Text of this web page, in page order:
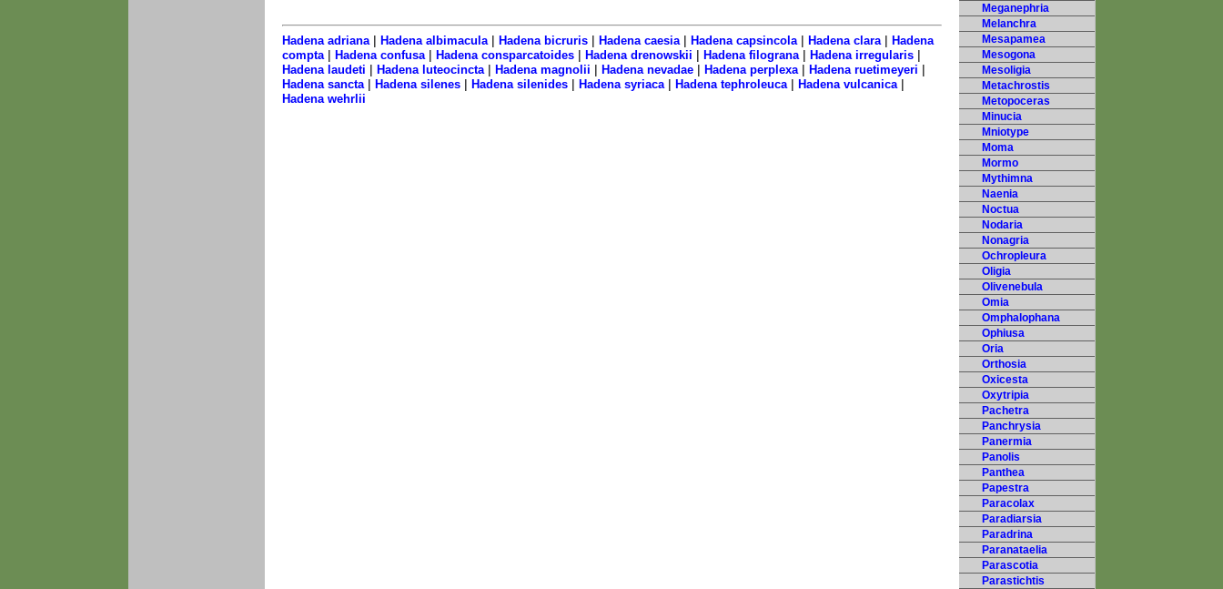
Hadena adriana| Hadena albimacula| Hadena bicruris| Hadena caesia| Hadena capsincola| Hadena clara| Hadena
compta| Hadena confusa| Hadena consparcatoides| Hadena drenowskii | Hadena filograna| Hadena irregularis|
Hadena laudeti | Hadena luteocincta| Hadena magnolii | Hadena nevadae| Hadena perplexa| Hadena ruetimeyeri |
Hadena sancta| Hadena silenes| Hadena silenides| Hadena syriaca| Hadena tephroleuca| Hadena vulcanica|
Hadena wehrlii
Meganephria
Melanchra
Mesapamea
Mesogona
Mesoligia
Metachrostis
Metopoceras
Minucia
Mniotype
Moma
Mormo
Mythimna
Naenia
Noctua
Nodaria
Nonagria
Ochropleura
Oligia
Olivenebula
Omia
Omphalophana
Ophiusa
Oria
Orthosia
Oxicesta
Oxytripia
Pachetra
Panchrysia
Panermia
Panolis
Panthea
Papestra
Paracolax
Paradiarsia
Paradrina
Paranataelia
Parascotia
Parastichtis